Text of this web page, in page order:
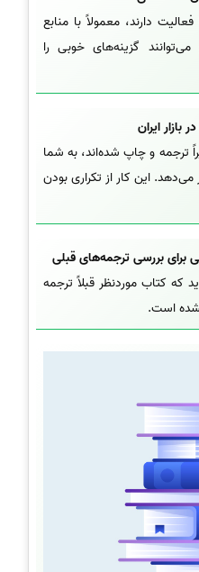
دارند، معمولاً با منابع
گزینه‌های خوبی را
ایران
ترجمه و چاپ شده‌اند، به شما
می‌دهد. این کار از تکراری بودن
برای بررسی ترجمه‌های قبلی
کتاب موردنظر قبلاً ترجمه
است.